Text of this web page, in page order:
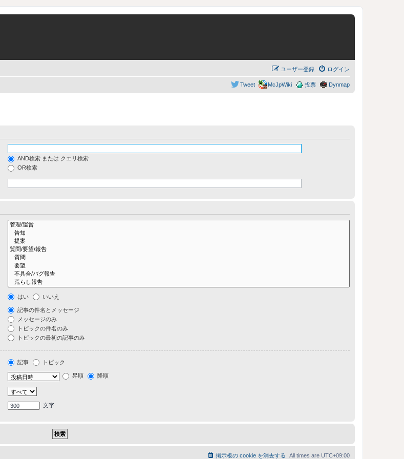
ログイン
ユーザー登録
Dynmap
投票
McJpWiki
Tweet
AND検索 または クエリ検索
OR検索
はい いいえ
記事の件名とメッセージ
メッセージのみ
トピックの件名のみ
トピックの最初の記事のみ
記事 トピック
昇順 降順
文字
All times are UTC+09:00
掲示板の cookie を消去する